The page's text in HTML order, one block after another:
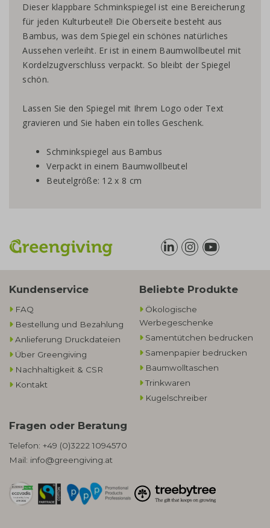
Dieser klappbare Schminkspiegel ist eine Bereicherung
für jeden Kulturbeutel! Die Oberseite besteht aus
Bambus, was dem Spiegel ein schönes natürliches
Aussehen verleiht. Er ist in einem Baumwollbeutel mit
Kordelzugverschluss verpackt. So bleibt der Spiegel
schön.
Lassen Sie den Spiegel mit Ihrem Logo oder Text
gravieren und Sie haben ein tolles Geschenk.
Schminkspiegel aus Bambus
Verpackt in einem Baumwollbeutel
Beutelgröße: 12 x 8 cm
Kundenservice
FAQ
Bestellung und Bezahlung
Anlieferung Druckdateien
Über Greengiving
Nachhaltigkeit & CSR
Kontakt
Beliebte Produkte
Ökologische
Werbegeschenke​
Samentütchen bedrucken
Samenpapier bedrucken
Baumwolltaschen​
Trinkwaren
Kugelschreiber
Fragen oder Beratung
Telefon: +49 (0)3222 1094570
Mail: info@greengiving.at